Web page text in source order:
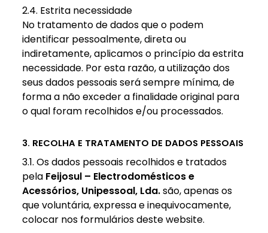
2.4. Estrita necessidade
No tratamento de dados que o podem
identificar pessoalmente, direta ou
indiretamente, aplicamos o princípio da estrita
necessidade. Por esta razão, a utilização dos
seus dados pessoais será sempre mínima, de
forma a não exceder a finalidade original para
o qual foram recolhidos e/ou processados.
3. RECOLHA E TRATAMENTO DE DADOS PESSOAIS
3.1. Os dados pessoais recolhidos e tratados
pela Feijosul – Electrodomésticos e
Acessórios, Unipessoal, Lda.são, apenas os
que voluntária, expressa e inequivocamente,
colocar nos formulários deste website.